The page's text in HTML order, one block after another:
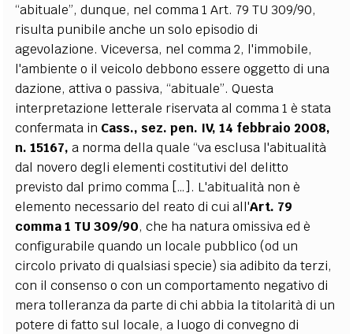
“abituale”, dunque, nel comma 1 Art. 79 TU 309/90,
risulta punibile anche un solo episodio di
agevolazione. Viceversa, nel comma 2, l'immobile,
l'ambiente o il veicolo debbono essere oggetto di una
dazione, attiva o passiva, “abituale”. Questa
interpretazione letterale riservata al comma 1 è stata
confermata in Cass., sez. pen. IV, 14 febbraio 2008,
n. 15167, a norma della quale “va esclusa l'abitualità
dal novero degli elementi costitutivi del delitto
previsto dal primo comma […]. L'abitualità non è
elemento necessario del reato di cui all'Art. 79
comma 1 TU 309/90, che ha natura omissiva ed è
configurabile quando un locale pubblico (od un
circolo privato di qualsiasi specie) sia adibito da terzi,
con il consenso o con un comportamento negativo di
mera tolleranza da parte di chi abbia la titolarità di un
potere di fatto sul locale, a luogo di convegno di